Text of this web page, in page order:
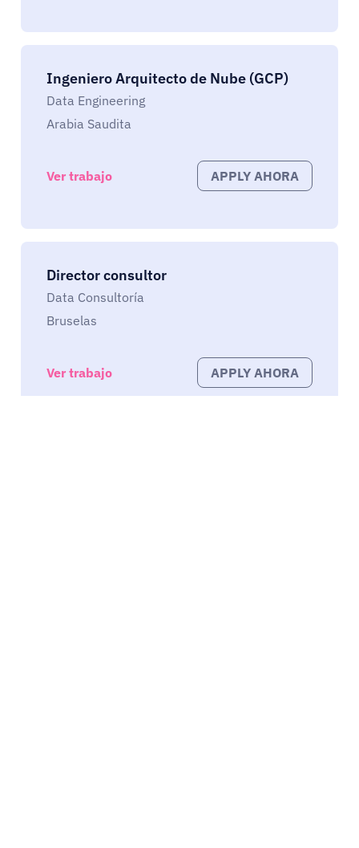
Ingeniero Arquitecto de Nube (GCP)
Data Engineering
Arabia Saudita
Ver trabajo APPLY AHORA
Director consultor
Data Consultoría
Bruselas
Ver trabajo APPLY AHORA